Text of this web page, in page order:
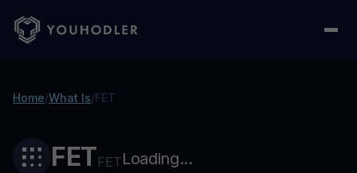
Home/What Is/FET
FETFETLoading...